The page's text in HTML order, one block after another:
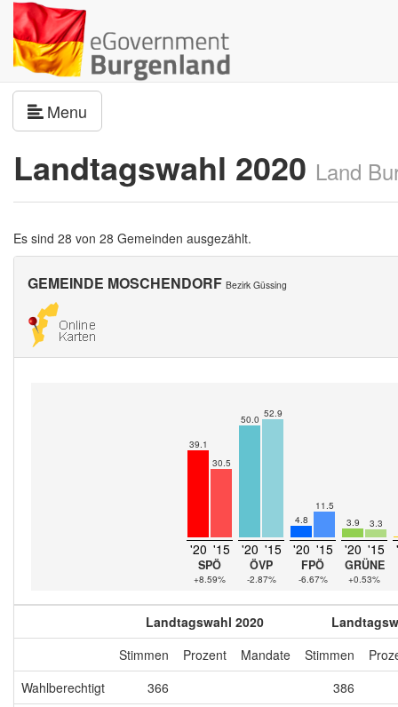
Menu
Landtagswahl 2020 Land
Es sind 28 von 28 Gemeinden ausgezählt.
GEMEINDE MOSCHENDORF Bezirk Güssing
39.1
30.5
'20 '15
SPÖ
+8.59%
50.0 52.9
'20 '15
ÖVP
-2.87%
4.8
11.5
'20 '15
FPÖ
-6.67%
3.9 3.3
'20 '15
GRÜNE
+0.53%
Landtagswahl 2020
Stimmen
Prozent Mandate Stimmen
Wahlberechtigt
366
386